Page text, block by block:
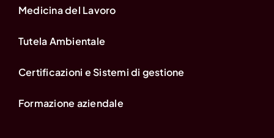
Medicina del Lavoro
Tutela Ambientale
Certificazioni e Sistemi di gestione
Formazione aziendale